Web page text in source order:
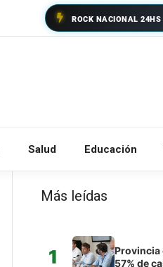
ROCK NACIONAL 24HS
Salud Educación
Más leídas
1
Provincia
57% de